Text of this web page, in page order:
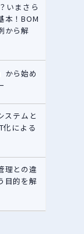
いまさら
本！BOM
から解
から始め
ステムと
化による
理との違
目的を解